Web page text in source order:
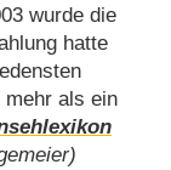
wurde die
hatte
mehr als ein